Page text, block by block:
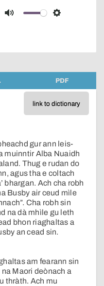
Mute Settings
PDF
link to dictionary
gur ann leis-
muinntir Alba Nuaidh
Thug e rudan do
agus tha e coltach
bhargan. Ach cha robh
Busby air ceud mìle
Cha robh sin
na dà mhìle gu leth
bhon riaghaltas a
an cead sin.
am fearann sin
Maori deònach a
thràth. Ach mu